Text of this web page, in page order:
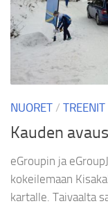
NUORET / TREENIT
Kauden
eGroupin ja
kokeilemaan
kartalle. Taivaalta